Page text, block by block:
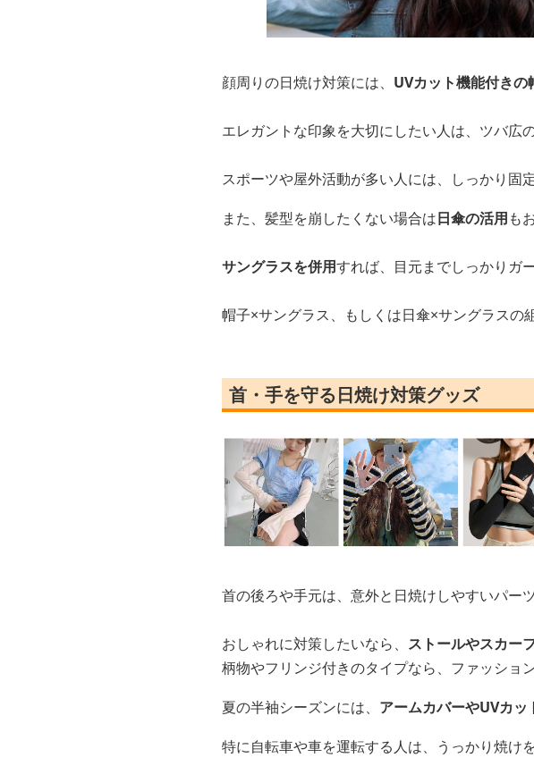
顔周りの日焼け対策には、 UVカット機能付き
エレガントな印象を大切にしたい人は、ツバ広
スポーツや屋外活動が多い人には、しっかり固
また、髪型を崩したくない場合は日傘の活用も
サングラスを併用すれば、目元までしっかりガ
帽子×サングラス、もしくは日傘×サングラスの
首・手を守る日焼け対策グッズ
首の後ろや手元は、意外と日焼けしやすいパーツ
おしゃれに対策したいなら、 ストールやスカー
柄物やフリンジ付きのタイプなら、ファッショ
夏の半袖シーズンには、 アームカバーやUVカッ
特に自転車や車を運転する人は、うっかり焼け